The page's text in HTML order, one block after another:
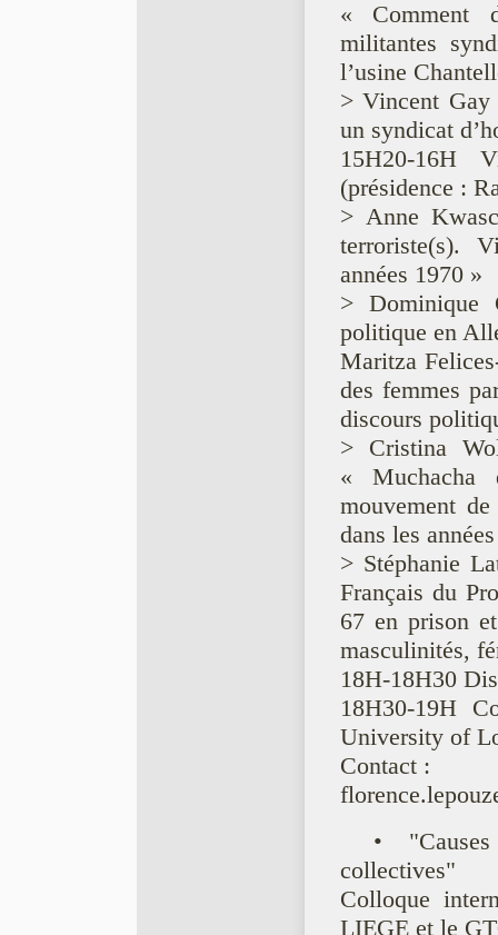
« Comment
militantes
l’usine
> Vincent Gay
un syndicat
15H20-16H
(présidence :
> Anne
terroriste(s).
années 1970 »
> Dominique
politique en
Maritza
des femmes
discours
> Cristina
«
mouvement
dans les
> Stéphanie
Français du
67 en prison
masculinités,
18H-18H30
18H30-19H
University of
Contact :
•
collectives"
Colloque
LIEGE et le